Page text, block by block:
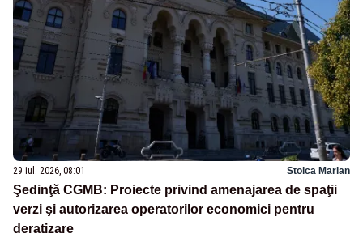
29 iul. 2026, 08:01 Stoica Marian
Şedinţă CGMB: Proiecte privind amenajarea de spaţii
verzi şi autorizarea operatorilor economici pentru
deratizare